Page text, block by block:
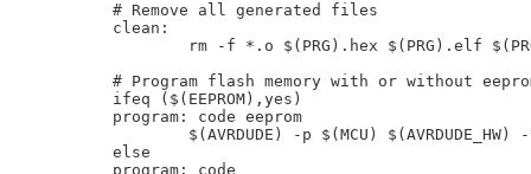
# Remove all generated files
clean:
# Program flash memory with or without
ifeq ($(EEPROM),yes)
program: code eeprom
else
program: code